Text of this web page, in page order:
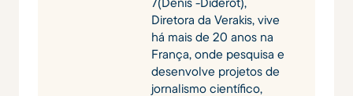
Diretora da Verakis, vive
há mais de 20 anos na
França, onde pesquisa e
desenvolve projetos de
jornalismo científico,